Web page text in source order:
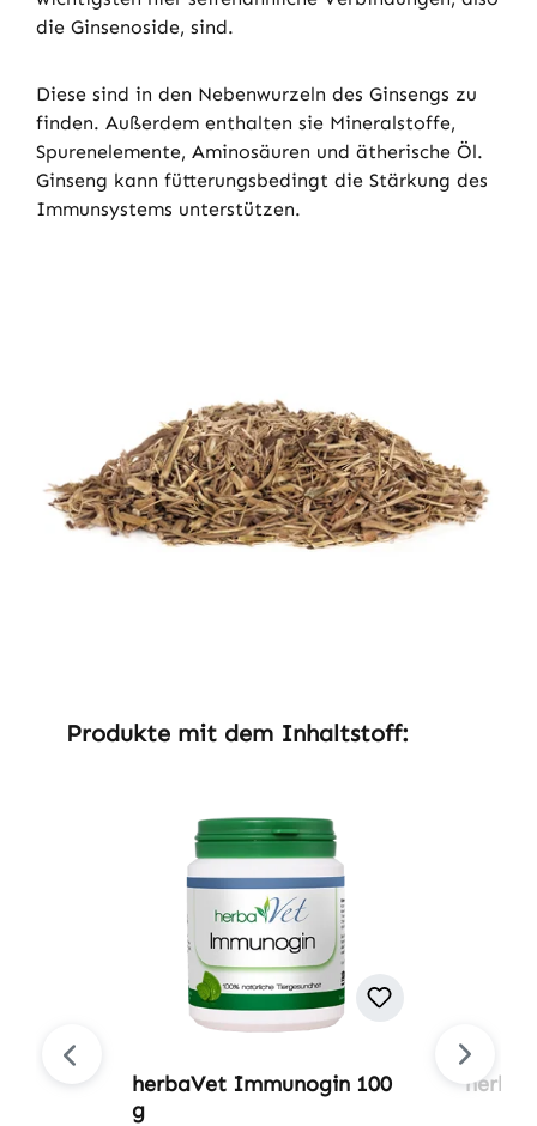
die Ginsenoside, sind.
Diese sind in den Nebenwurzeln des Ginsengs zu
finden. Außerdem enthalten sie Mineralstoffe,
Spurenelemente, Aminosäuren und ätherische Öl.
Ginseng kann fütterungsbedingt die Stärkung des
Immunsystems unterstützen.
Produktgalerie überspringen
Produkte mit dem Inhaltstoff:
herbaVet Immunogin 100
g